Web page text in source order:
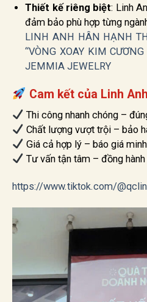
Thiết kế riêng biệt: Linh
đảm bảo phù hợp từng
LINH ANH HÂN HẠNH
“VÒNG XOAY KIM
JEMMIA JEWELRY
Cam kết của Linh Anh
Thi công nhanh chóng –
Chất lượng vượt trội – bảo
Giá cả hợp lý – báo giá
Tư vấn tận tâm – đồng
https://www.tiktok.com/